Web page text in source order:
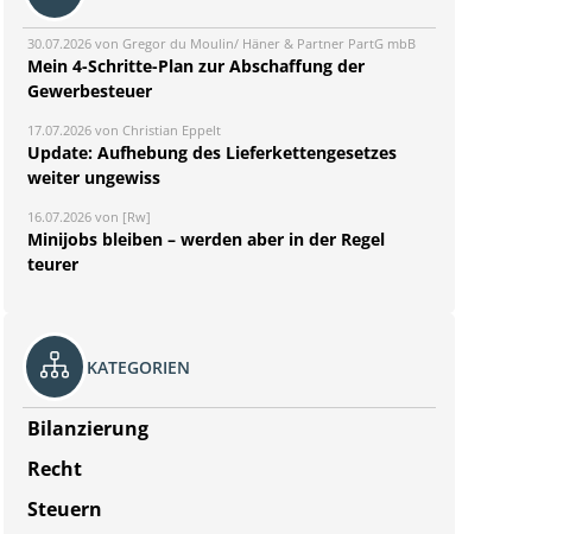
30.07.2026 von Gregor du Moulin/ Häner & Partner PartG mbB
Mein 4-Schritte-Plan zur Abschaffung der
Gewerbesteuer
17.07.2026 von Christian Eppelt
Update: Aufhebung des Lieferkettengesetzes
weiter ungewiss
16.07.2026 von [Rw]
Minijobs bleiben – werden aber in der Regel
teurer
KATEGORIEN
Bilanzierung
Recht
Steuern